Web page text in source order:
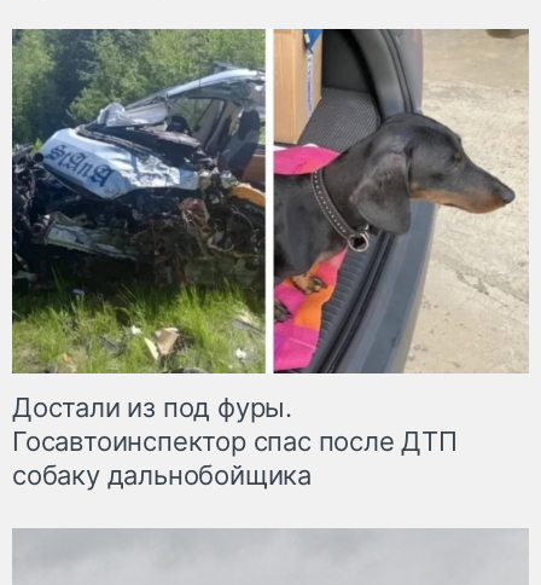
Достали из под фуры.
Госавтоинспектор спас после ДТП
собаку дальнобойщика